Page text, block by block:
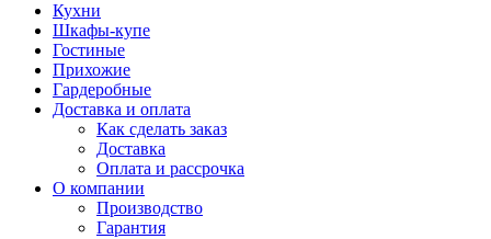
Кухни
Шкафы-купе
Гостиные
Прихожие
Гардеробные
Доставка и оплата
Как сделать заказ
Доставка
Оплата и рассрочка
О компании
Производство
Гарантия